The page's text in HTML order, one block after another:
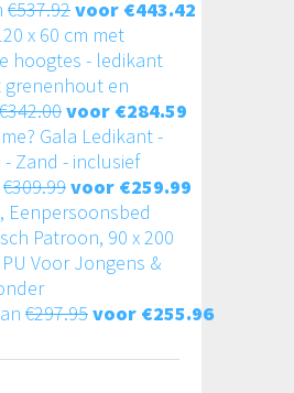
€537.92voor €443.42
x 60 cm met
hoogtes - ledikant
grenenhout en
€342.00voor €284.59
Gala Ledikant -
- Zand - inclusief
€309.99voor €259.99
Eenpersoonsbed
Patroon, 90 x 200
Voor Jongens &
€297.95voor €255.96